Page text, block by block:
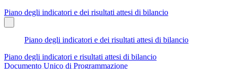
Piano degli indicatori e dei risultati attesi di bilancio
Piano degli indicatori e dei risultati attesi di bilancio
Piano degli indicatori e risultati attesi di bilancio
Documento Unico di Programmazione